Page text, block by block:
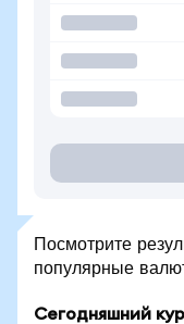
Посмотрите
популярные
Сегодняшний